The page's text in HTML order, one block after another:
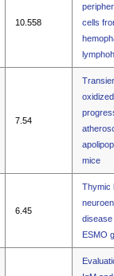
10.558
cells
7.54
mice
6.45
Thymic
disease
ESMO